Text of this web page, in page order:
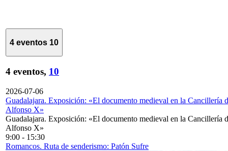
4 eventos 10
4 eventos, 10
2026-07-06
Guadalajara. Exposición: «El documento medieval en la Cancillería
Alfonso X»
Guadalajara. Exposición: «El documento medieval en la Cancillería
Alfonso X»
9:00 - 15:30
Romancos. Ruta de senderismo: Patón Sufre